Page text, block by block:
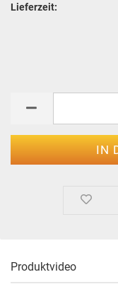
Lieferzeit:
Produktvideo